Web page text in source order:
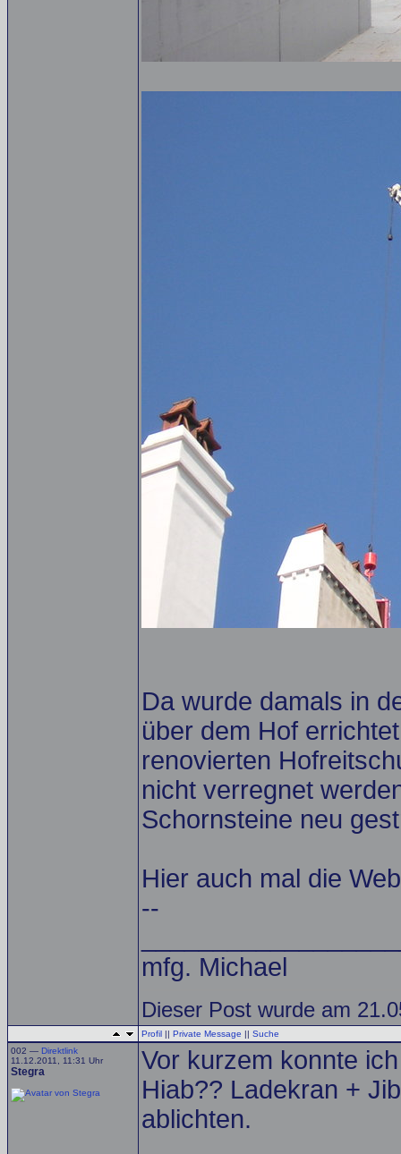
Da wurde damals in
über dem Hof
renovierten
nicht verregnet
Schornsteine neu
Hier auch mal die
--
mfg. Michael
Dieser Post wurde am
Profil || Private Message || Suche
002 — Direktlink
11.12.2011, 11:31 Uhr
Stegra
Vor kurzem konnte
Hiab?? Ladekran +
ablichten.